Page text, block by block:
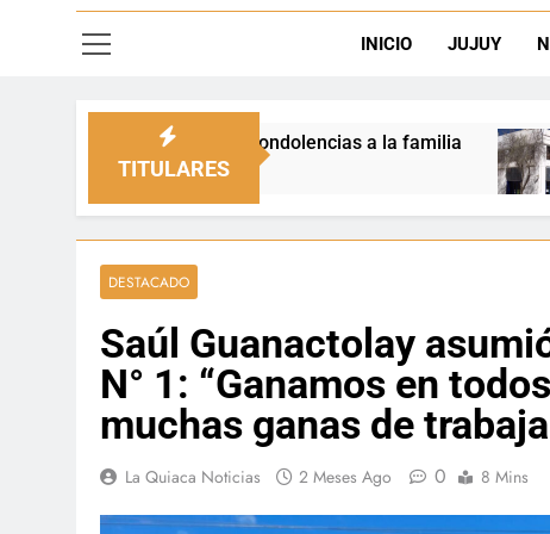
INICIO JUJUY
TITULARES
La Quiaca defendió la
DESTACADO
Saúl Guanactolay
N° 1: “Ganamos en
muchas ganas de
La Quiaca Noticias 2 Meses Ago 0 8 Mins